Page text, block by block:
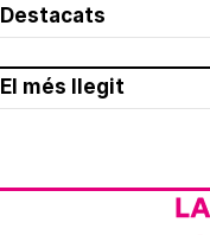
Destacats
El més llegit